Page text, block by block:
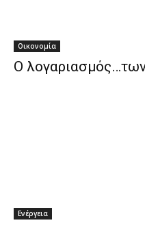
Οικονομία
O
Ενέργεια